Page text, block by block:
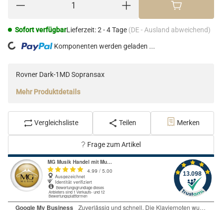
Sofort verfügbarLieferzeit:2 - 4 Tage (DE - Ausland abweichend)
Loading... Komponenten werden geladen ...
Rovner Dark-1MD Sopransax
Mehr Produktdetails
Vergleichsliste Teilen Merken
Frage zum Artikel